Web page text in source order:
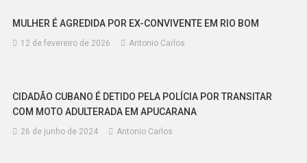
MULHER É AGREDIDA POR EX-CONVIVENTE EM RIO BOM
12 de fevereiro de 2026 Antonio Carlos
CIDADÃO CUBANO É DETIDO PELA POLÍCIA POR TRANSITAR
COM MOTO ADULTERADA EM APUCARANA
26 de junho de 2024 Antonio Carlos